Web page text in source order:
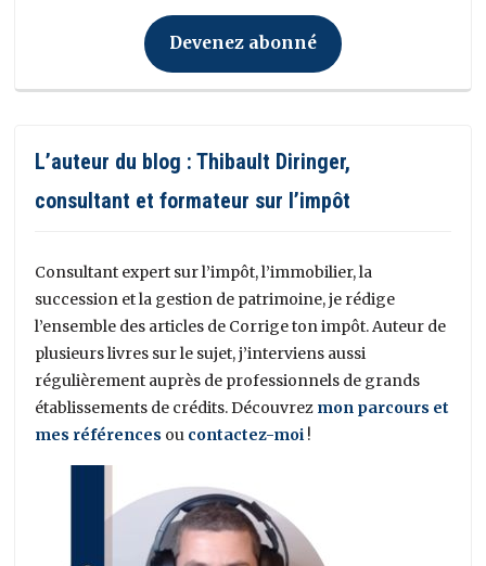
Devenez abonné
L’auteur du blog : Thibault Diringer,
consultant et formateur sur l’impôt
Consultant expert sur l’impôt, l’immobilier, la
succession et la gestion de patrimoine, je rédige
l’ensemble des articles de Corrige ton impôt. Auteur de
plusieurs livres sur le sujet, j’interviens aussi
régulièrement auprès de professionnels de grands
établissements de crédits. Découvrez mon parcours et
mes références ou contactez-moi !